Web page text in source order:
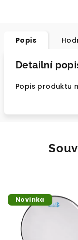
Popis
Detailní
Popis produktu
Novinka